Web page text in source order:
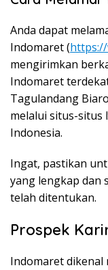
Anda dapat
Indomaret (
mengirimkan
Indomaret
Tagulandang
melalui situs-situs
Indonesia.
Ingat, pastikan
yang lengkap dan
telah ditentukan.
Prospek
Indomaret dikenal